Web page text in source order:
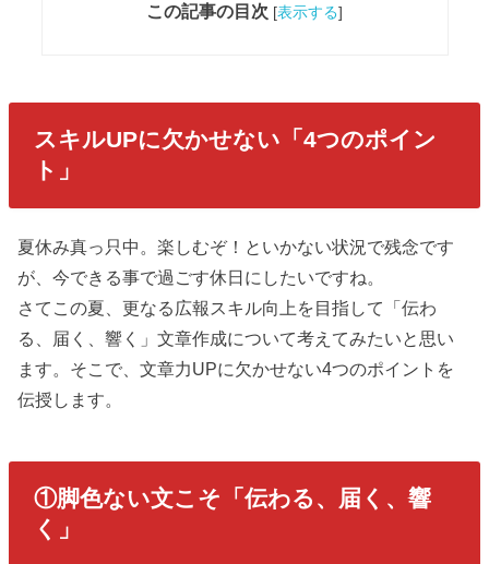
この記事の目次 [表示する]
スキルUPに欠かせない「4つのポイン
ト」
夏休み真っ只中。楽しむぞ！といかない状況で残念です
が、今できる事で過ごす休日にしたいですね。
さてこの夏、更なる広報スキル向上を目指して「伝わ
る、届く、響く」文章作成について考えてみたいと思い
ます。そこで、文章力UPに欠かせない4つのポイントを
伝授します。
①脚色ない文こそ「伝わる、届く、響
く」